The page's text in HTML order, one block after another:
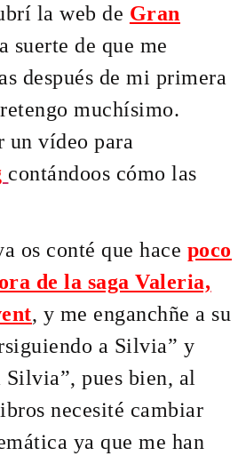
la web de Gran
suerte de que me
después de mi primera
muchísimo.
un vídeo para
contándoos cómo las
os conté que hace poco
de la saga Valeria,
, y me enganchñe a su
a Silvia” y
Silvia”, pues bien, al
necesité cambiar
ya que me han